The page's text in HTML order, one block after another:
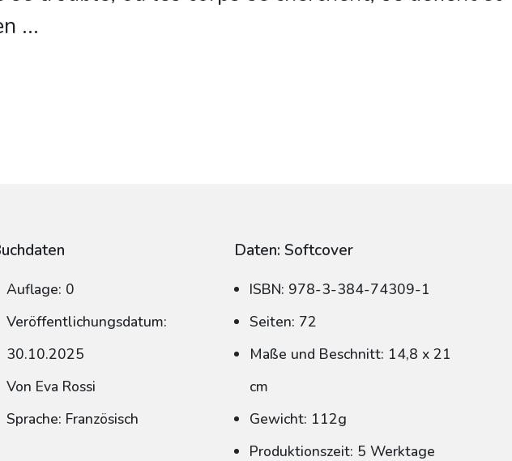
...
Auflage: 0
Veröffentlichungsdatum:
30.10.2025
Von Eva Rossi
Sprache: Französisch
Daten: Softcover
ISBN: 978-3-384-74309-1
Seiten: 72
Maße und Beschnitt: 14,8 x 21
cm
Gewicht: 112g
Produktionszeit: 5 Werktage